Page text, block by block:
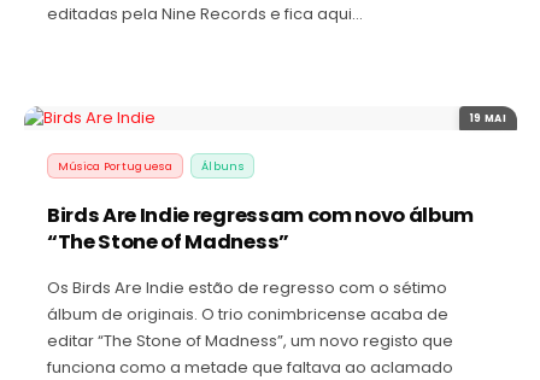
editadas pela Nine Records e fica aqui…
19 MAI
Música Portuguesa Álbuns
Birds Are Indie regressam com novo álbum
“The Stone of Madness”
Os Birds Are Indie estão de regresso com o sétimo
álbum de originais. O trio conimbricense acaba de
editar “The Stone of Madness”, um novo registo que
funciona como a metade que faltava ao aclamado